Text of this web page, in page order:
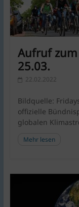
Aufruf
25.03.
22.02.2022
Bildquelle:
offizielle
globalen
Mehr lesen